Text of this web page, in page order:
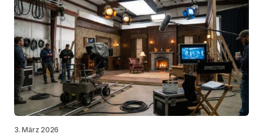
3. März 2026